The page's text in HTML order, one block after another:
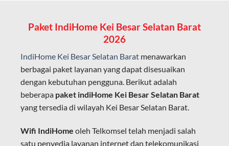
Mampu menangani banyak perangkat sekaligus tanpa
penurunan kualitas koneksi.
Dengan teknologi ini, IndiHome memberikan pengalaman
internet yang lebih baik bagi pengguna untuk bekerja,
belajar, dan hiburan di rumah.
IndiHome sering disebut sebagai WiFi IndiHome karena
layanan internet yang disediakan menggunakan jaringan
WiFi.
Paket IndiHome Kei Besar Selatan Barat
2026
IndiHome Kei Besar Selatan Barat menawarkan
berbagai paket layanan yang dapat disesuaikan
dengan kebutuhan pengguna. Berikut adalah
beberapa paket indiHome Kei Besar Selatan Barat
yang tersedia di wilayah Kei Besar Selatan Barat.
Wifi IndiHome oleh Telkomsel telah menjadi salah
satu penyedia layanan internet dan telekomunikasi